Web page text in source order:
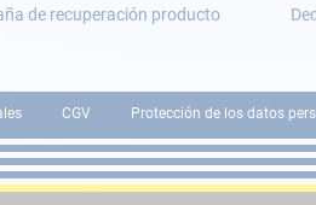
de recuperación producto
CGV Protección de los datos